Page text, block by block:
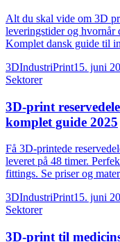
Alt du skal vide om 3D
leveringstider og
Komplet dansk guide til
3DIndustriPrint15. juni
Sektorer
3D-print
komplet guide 2025
Få 3D-printede
leveret på 48 timer.
fittings. Se priser og
3DIndustriPrint15. juni
Sektorer
3D-print til